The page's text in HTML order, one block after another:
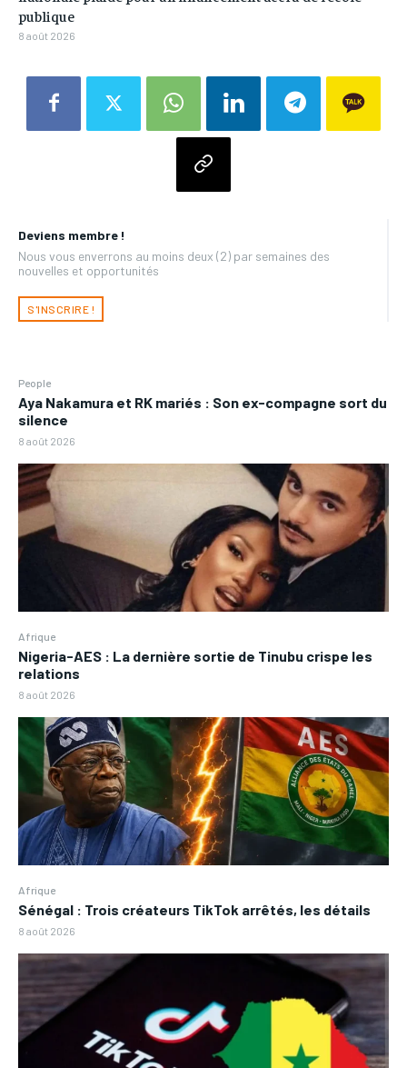
Deviens membre !
Nous vous enverrons au moins deux (2) par semaines des
nouvelles et opportunités
S'INSCRIRE !
People
Aya Nakamura et RK mariés : Son ex-compagne sort du
silence
8 août 2026
Afrique
Nigeria-AES : La dernière sortie de Tinubu crispe les
relations
8 août 2026
Afrique
Sénégal : Trois créateurs TikTok arrêtés, les détails
8 août 2026
publique
8 août 2026